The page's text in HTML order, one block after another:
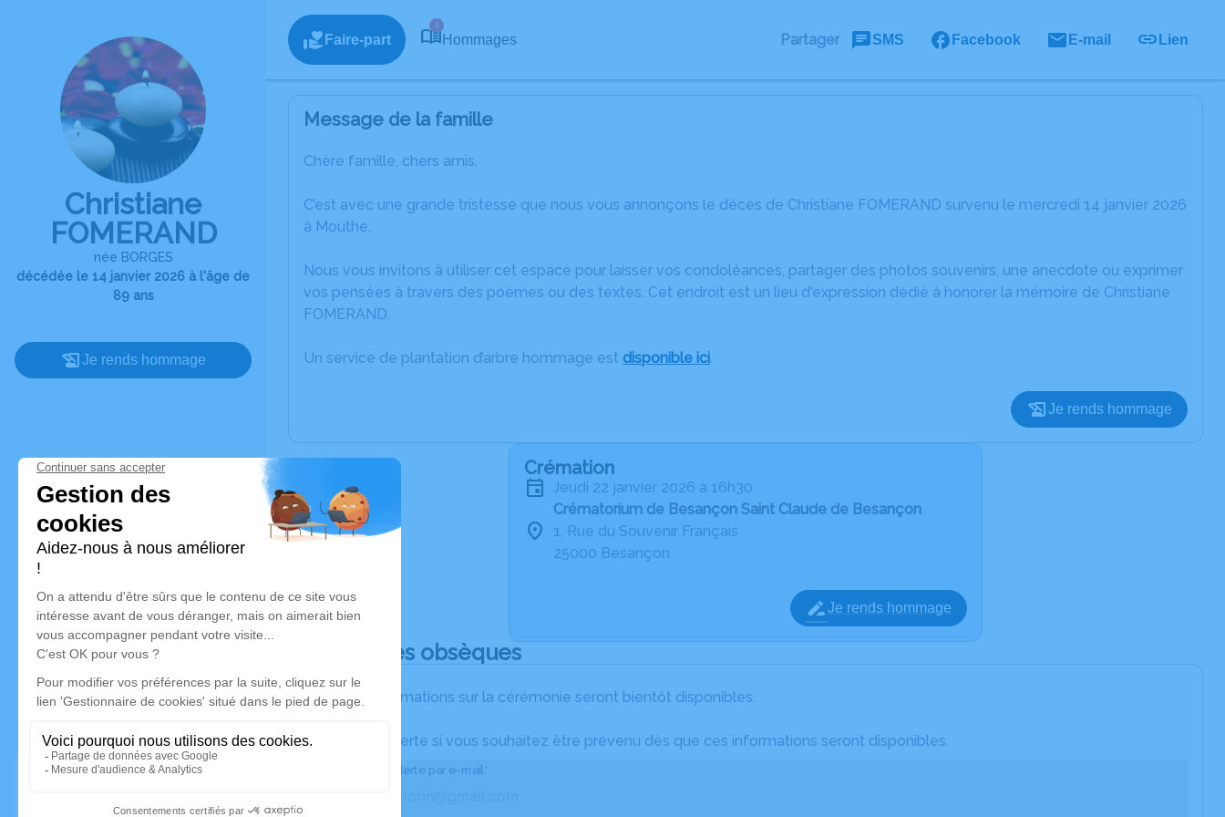
Christiane
FOMERAND
née BORGES
décédée le 14 janvier 2026 à l'âge de
89 ans
Je rends hommage
Faire-part
1
Hommages Partager SMS Facebook E-mail Lien
Message de la famille
Chère famille, chers amis,
C’est avec une grande tristesse que nous vous annonçons le décès de Christiane FOMERAND survenu le mercredi 14 janvier 2026
à Mouthe.
Nous vous invitons à utiliser cet espace pour laisser vos condoléances, partager des photos souvenirs, une anecdote ou exprimer
vos pensées à travers des poèmes ou des textes. Cet endroit est un lieu d'expression dédié à honorer la mémoire de Christiane
FOMERAND.
Un service de plantation d’arbre hommage est disponible ici.
Je rends hommage
Crémation
jeudi 22 janvier 2026 à 16h30
Crématorium de Besançon Saint Claude de Besançon
1, Rue du Souvenir Français
25000 Besançon
Je rends hommage
Déroulé des obsèques
Les informations sur la cérémonie seront bientôt disponibles.
Activez une alerte si vous souhaitez être prévenu dès que ces informations seront disponibles.
Recevoir une alerte par e-mail*